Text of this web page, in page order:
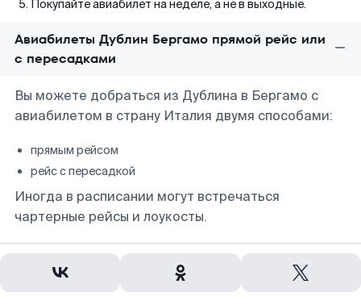
Покупайте авиабилет на неделе, а не в выходные.
Авиабилеты Дублин Бергамо прямой рейс или
с пересадками
Вы можете добраться из Дублина в Бергамо с
авиабилетом в страну Италия двумя способами:
прямым рейсом
рейс с пересадкой
Иногда в расписании могут встречаться
чартерные рейсы и лоукосты.